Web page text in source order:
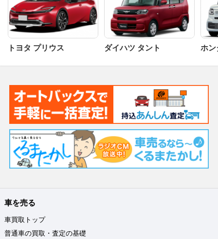
トヨタ プリウス ダイハツ タント ホン
車を売る
車買取トップ
普通車の買取・査定の基礎